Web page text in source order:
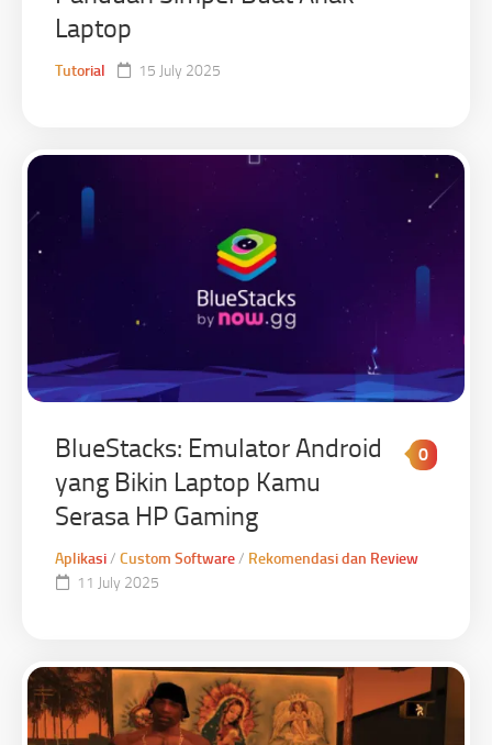
Laptop
Tutorial 15 July 2025
BlueStacks: Emulator Android
yang Bikin Laptop Kamu
Serasa HP Gaming
0
Aplikasi/ Custom Software/ Rekomendasi dan Review
11 July 2025